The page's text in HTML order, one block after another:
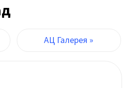
АЦ Галерея »